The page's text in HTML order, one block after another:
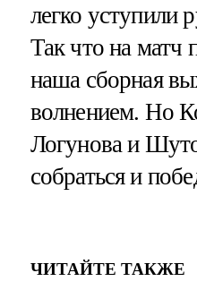
легко уступили
Так что на матч
наша сборная
волнением. Но
Логунова и
собраться и
ЧИТАЙТЕ ТАКЖЕ